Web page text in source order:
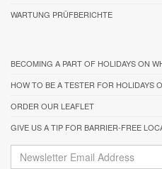
WARTUNG PRÜFBERICHTE
BECOMING A PART OF HOLIDAYS ON
HOW TO BE A TESTER FOR HOLIDAYS
ORDER OUR LEAFLET
GIVE US A TIP FOR BARRIER-FREE